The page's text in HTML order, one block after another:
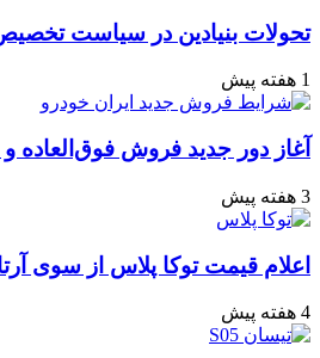
تحولات بنیادین در سیاست
1 هفته پیش
آغاز دور جدید فروش
3 هفته پیش
اعلام قیمت توکا پلاس از سوی آرتابان
4 هفته پیش